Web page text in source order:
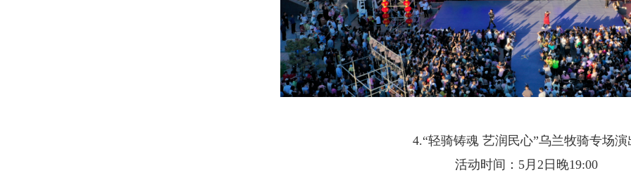
4.“轻骑铸魂 艺润民心”乌兰牧骑专场演
活动时间：5月2日晚19:00